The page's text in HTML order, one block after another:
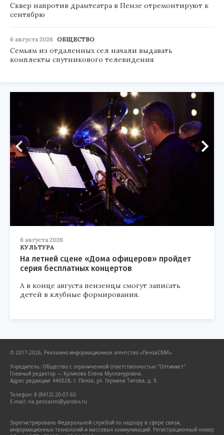
Сквер напротив драмтеатра в Пензе отремонтируют к
сентябрю
6 августа 2026 ОБЩЕСТВО
Семьям из отдаленных сел начали выдавать
комплекты спутникового телевидения
6 августа 2026
КУЛЬТУРА
На летней сцене «Дома офицеров» пройдет
серия бесплатных концертов
А в конце августа пензенцы смогут записать
детей в клубные формирования.
© 2017-2026, Рекламно-информационное агентство «ПензаСМИ».
Учредитель: Общество с ограниченной ответственностью "Оптимист".
Главный редактор — Куликова Елена Муллануровна.
Адрес редакции: 440028, г. Пенза, ул. Германа Титова, д. 9.
Телефон: 8 (8412) 20-07-60
E-mail: ria.penzasmi@yandex.ru
Зарегистрировано Федеральной службой по надзору в сфере связи,
информационных технологий и массовых коммуникаций. Регистрационный номер